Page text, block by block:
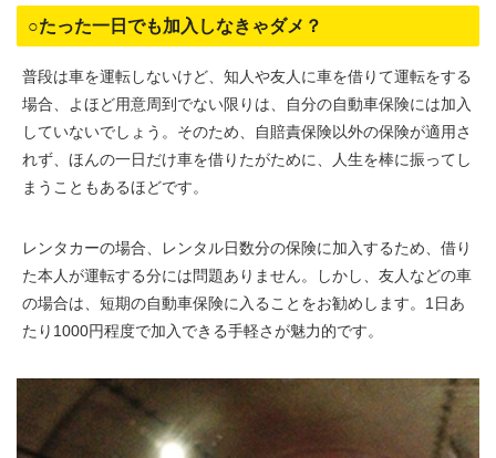
○たった一日でも加入しなきゃダメ？
普段は車を運転しないけど、知人や友人に車を借りて運転をする
場合、よほど用意周到でない限りは、自分の自動車保険には加入
していないでしょう。そのため、自賠責保険以外の保険が適用さ
れず、ほんの一日だけ車を借りたがために、人生を棒に振ってし
まうこともあるほどです。
レンタカーの場合、レンタル日数分の保険に加入するため、借り
た本人が運転する分には問題ありません。しかし、友人などの車
の場合は、短期の自動車保険に入ることをお勧めします。1日あ
たり1000円程度で加入できる手軽さが魅力的です。